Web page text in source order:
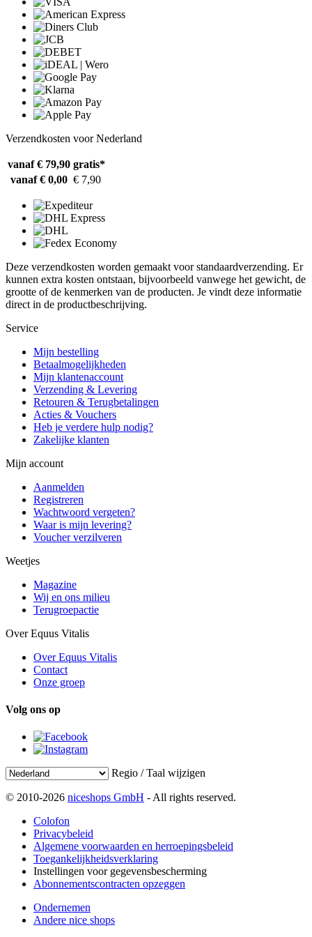
Verzendkosten voor Nederland
vanaf € 79,90 gratis*
vanaf € 0,00 € 7,90
Deze verzendkosten worden gemaakt voor standaardverzending. Er
kunnen extra kosten ontstaan, bijvoorbeeld vanwege het gewicht, de
grootte of de kenmerken van de producten. Je vindt deze informatie
direct in de productbeschrijving.
Service
Mijn bestelling
Betaalmogelijkheden
Mijn klantenaccount
Verzending & Levering
Retouren & Terugbetalingen
Acties & Vouchers
Heb je verdere hulp nodig?
Zakelijke klanten
Mijn account
Aanmelden
Registreren
Wachtwoord vergeten?
Waar is mijn levering?
Voucher verzilveren
Weetjes
Magazine
Wij en ons milieu
Terugroepactie
Over Equus Vitalis
Over Equus Vitalis
Contact
Onze groep
Volg ons op
Regio / Taal wijzigen
© 2010-2026 niceshops GmbH - All rights reserved.
Colofon
Privacybeleid
Algemene voorwaarden en herroepingsbeleid
Toegankelijkheidsverklaring
Instellingen voor gegevensbescherming
Abonnementscontracten opzeggen
Ondernemen
Andere nice shops